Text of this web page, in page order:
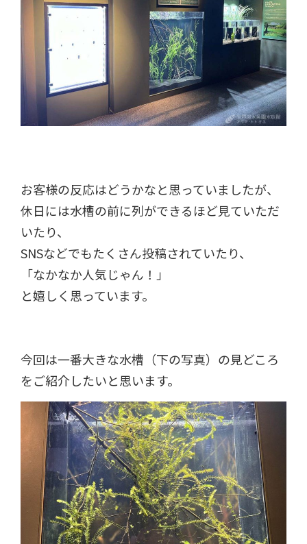
お客様の反応はどうかなと思っていましたが、
休日には水槽の前に列ができるほど見ていただ
いたり、
SNSなどでもたくさん投稿されていたり、
「なかなか人気じゃん！」
と嬉しく思っています。
今回は一番大きな水槽（下の写真）の見どころ
をご紹介したいと思います。